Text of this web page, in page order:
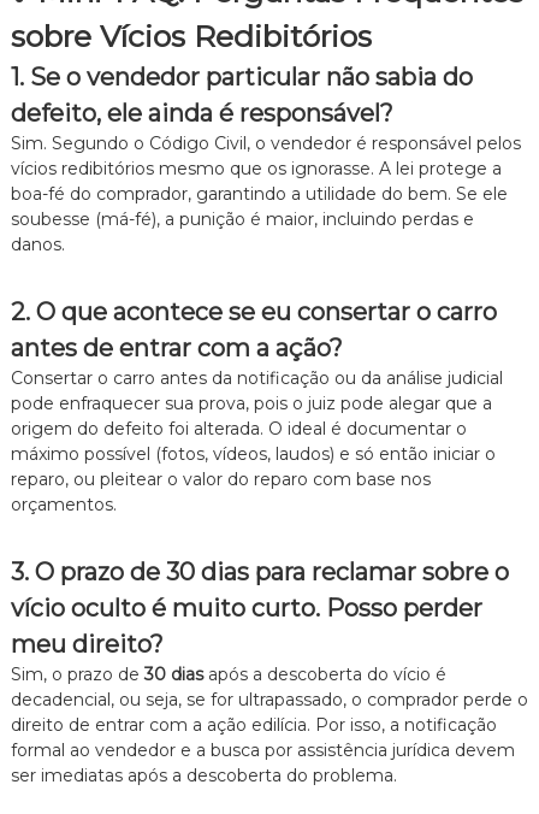
sobre Vícios Redibitórios
1. Se o vendedor particular não sabia do
defeito, ele ainda é responsável?
Sim. Segundo o Código Civil, o vendedor é responsável pelos
vícios redibitórios mesmo que os ignorasse. A lei protege a
boa-fé do comprador, garantindo a utilidade do bem. Se ele
soubesse (má-fé), a punição é maior, incluindo perdas e
danos.
2. O que acontece se eu consertar o carro
antes de entrar com a ação?
Consertar o carro antes da notificação ou da análise judicial
pode enfraquecer sua prova, pois o juiz pode alegar que a
origem do defeito foi alterada. O ideal é documentar o
máximo possível (fotos, vídeos, laudos) e só então iniciar o
reparo, ou pleitear o valor do reparo com base nos
orçamentos.
3. O prazo de 30 dias para reclamar sobre o
vício oculto é muito curto. Posso perder
meu direito?
Sim, o prazo de30 diasapós a descoberta do vício é
decadencial, ou seja, se for ultrapassado, o comprador perde o
direito de entrar com a ação edilícia. Por isso, a notificação
formal ao vendedor e a busca por assistência jurídica devem
ser imediatas após a descoberta do problema.